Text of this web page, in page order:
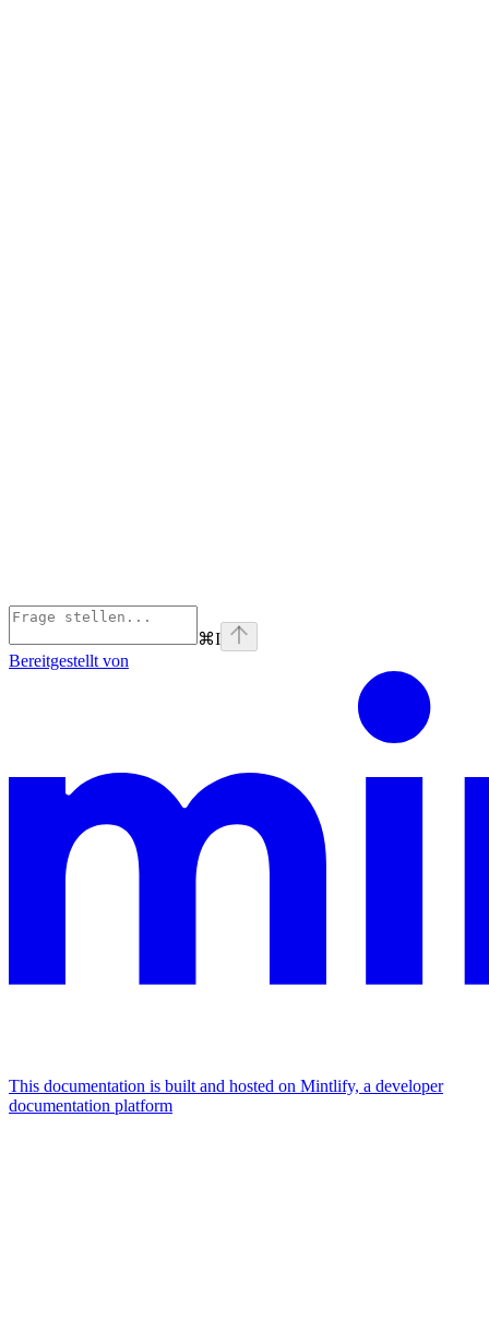
⌘I
Bereitgestellt von
This documentation is built and hosted on Mintlify, a developer
documentation platform